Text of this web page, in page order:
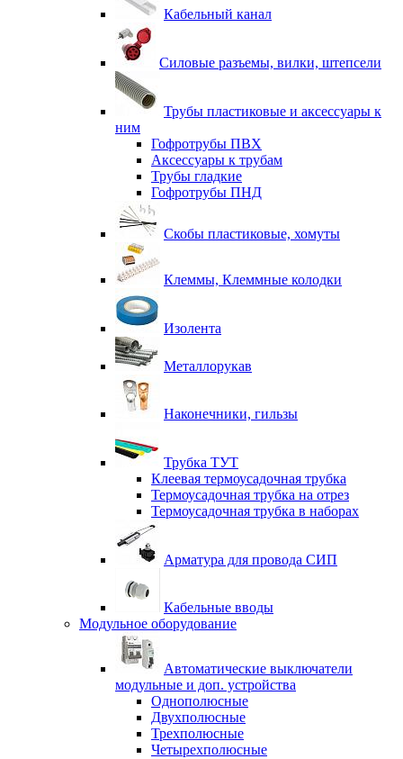
Кабельный канал
Силовые разъемы, вилки, штепсели
Трубы пластиковые и аксессуары к
ним
Гофротрубы ПВХ
Аксессуары к трубам
Трубы гладкие
Гофротрубы ПНД
Скобы пластиковые, хомуты
Клеммы, Клеммные колодки
Изолента
Металлорукав
Наконечники, гильзы
Трубка ТУТ
Клеевая термоусадочная трубка
Термоусадочная трубка на отрез
Термоусадочная трубка в наборах
Арматура для провода СИП
Кабельные вводы
Модульное оборудование
Автоматические выключатели
модульные и доп. устройства
Однополюсные
Двухполюсные
Трехполюсные
Четырехполюсные